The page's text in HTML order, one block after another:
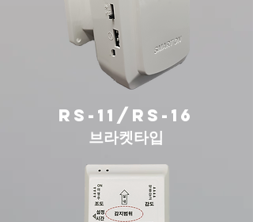
rs-11/rs-16
​브라켓타입